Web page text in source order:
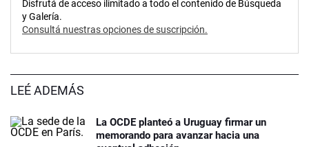
Disfrutá de acceso ilimitado a todo el contenido de Búsqueda
y Galería.
Consultá nuestras opciones de suscripción.
LEÉ ADEMÁS
La OCDE planteó a Uruguay firmar un
memorando para avanzar hacia una